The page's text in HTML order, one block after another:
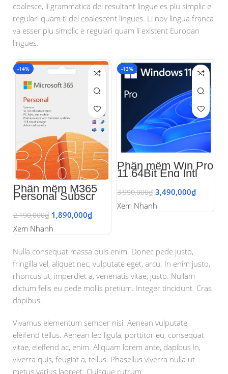
-14%
Phần mềm M365
Personal Subscr
PK Lic 1YR Online
APAC EM ESD
EP2-32313 l Key
điện tử
2,190,000₫ 1,890,000₫
Xem Nhanh
-13%
Phần mềm Win Pro
11 64Bit Eng Intl
1pk DSP OEI DVD
3,990,000₫ 3,490,000₫
Xem Nhanh
coalesce, li grammatica del resultant lingue es plu simplic e
regulari quam ti del coalescent lingues. Li nov lingua franca
va esser plu simplic e regulari quam li existent Europan
lingues.
Nulla consequat massa quis enim. Donec pede justo,
fringilla vel, aliquet nec, vulputate eget, arcu. In enim justo,
rhoncus ut, imperdiet a, venenatis vitae, justo. Nullam
dictum felis eu pede mollis pretium. Integer tincidunt. Cras
dapibus.
Vivamus elementum semper nisi. Aenean vulputate
eleifend tellus. Aenean leo ligula, porttitor eu, consequat
vitae, eleifend ac, enim. Aliquam lorem ante, dapibus in,
viverra quis, feugiat a, tellus. Phasellus viverra nulla ut
metus varius laoreet. Quisque rutrum.